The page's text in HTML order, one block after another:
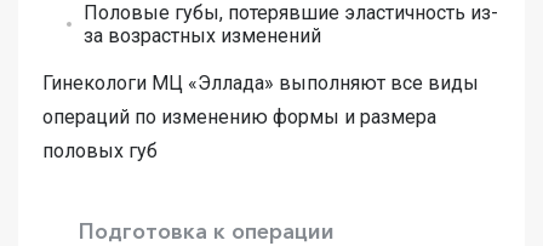
Половые губы, потерявшие эластичность из-
за возрастных изменений
Гинекологи МЦ «Эллада» выполняют все виды
операций по изменению формы и размера
половых губ
Подготовка к операции